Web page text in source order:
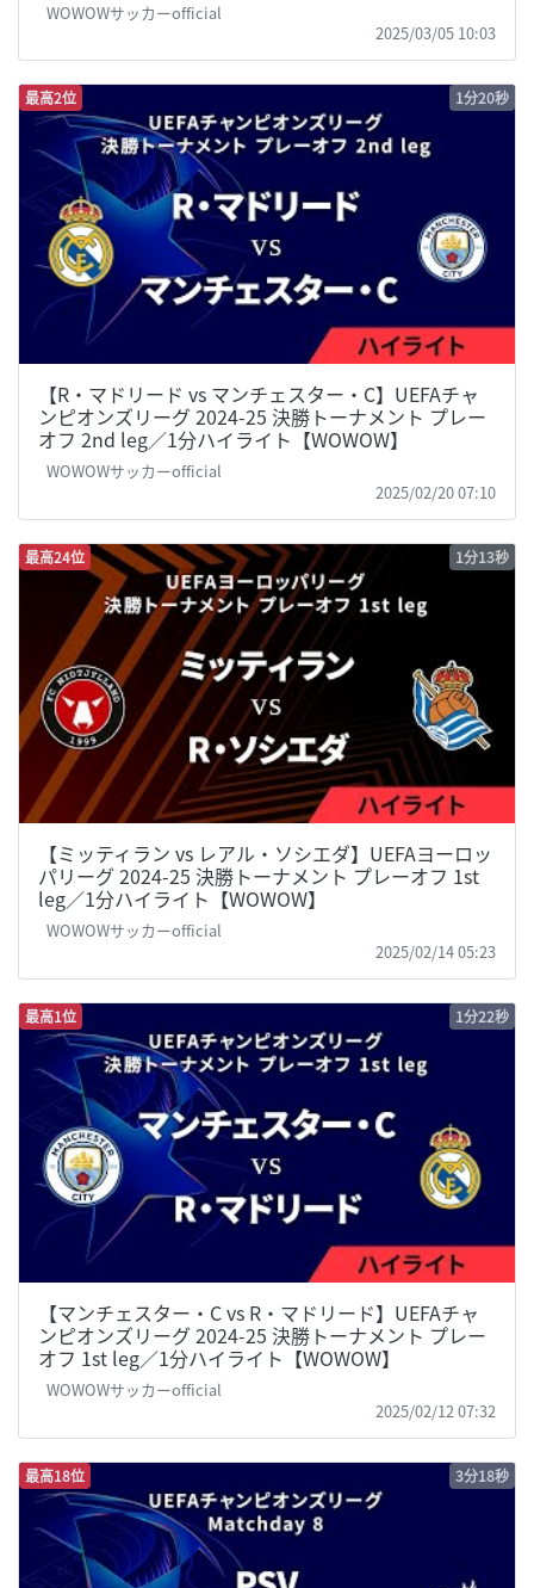
WOWOWサッカーofficial
2025/03/05 10:03
最高2位 1分20秒
【R・マドリード vs マンチェスター・C】UEFAチャ
ンピオンズリーグ 2024-25 決勝トーナメント プレー
オフ 2nd leg／1分ハイライト【WOWOW】
WOWOWサッカーofficial
2025/02/20 07:10
最高24位 1分13秒
【ミッティラン vs レアル・ソシエダ】UEFAヨーロッ
パリーグ 2024-25 決勝トーナメント プレーオフ 1st
leg／1分ハイライト【WOWOW】
WOWOWサッカーofficial
2025/02/14 05:23
最高1位 1分22秒
【マンチェスター・C vs R・マドリード】UEFAチャ
ンピオンズリーグ 2024-25 決勝トーナメント プレー
オフ 1st leg／1分ハイライト【WOWOW】
WOWOWサッカーofficial
2025/02/12 07:32
最高18位 3分18秒